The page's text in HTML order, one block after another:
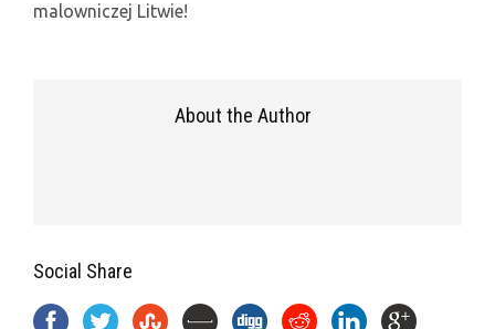
malowniczej Litwie!
About the Author
Social Share